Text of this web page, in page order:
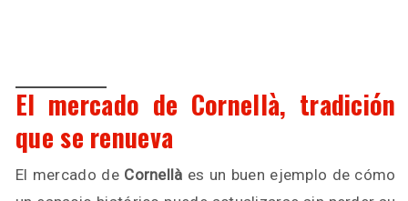
El mercado de Cornellà, tradición
que se renueva
El mercado de Cornellà es un buen ejemplo de cómo